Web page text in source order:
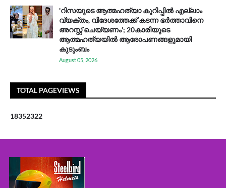
'റിസയുടെ ആത്മഹത്യാ കുറിപ്പിൽ എല്ലാം
വ്യക്തം, വിദേശത്തേക്ക് കടന്ന ഭർത്താവിനെ
അറസ്റ്റ് ചെയ്യണം'; 20കാരിയുടെ
ആത്മഹത്യയിൽ ആരോപണങ്ങളുമായി
കുടുംബം
August 05, 2026
TOTAL PAGEVIEWS
18352322